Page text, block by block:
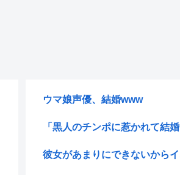
ウマ娘声優、結婚www
「黒人のチンポに惹かれて結
彼女があまりにできないから